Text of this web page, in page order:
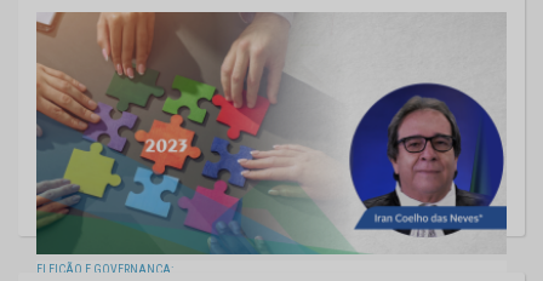
EM PAUTA, TCs E DEMOCRACIA
30/09/2022
ELEIÇÃO E GOVERNANÇA: